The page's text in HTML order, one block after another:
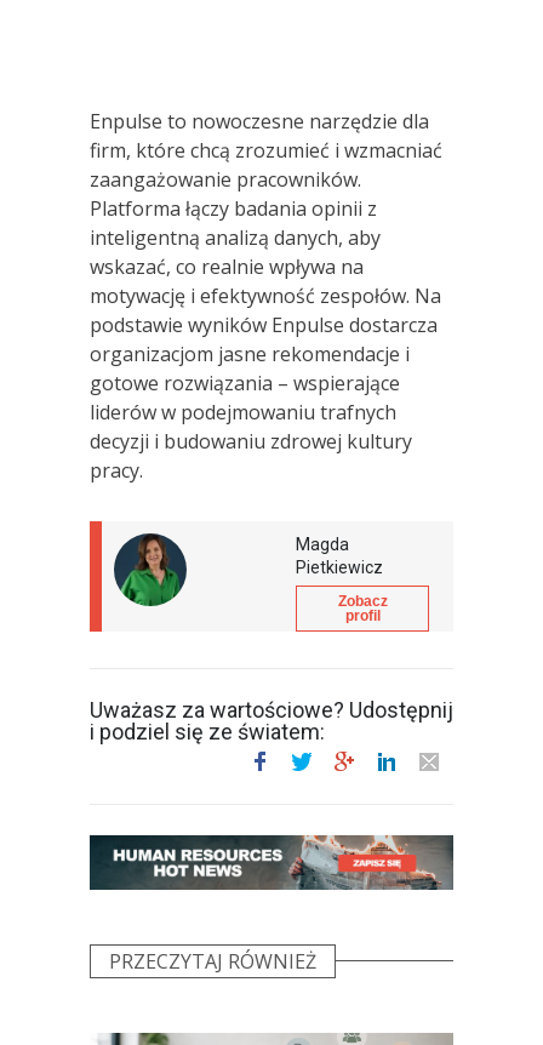
Enpulse to nowoczesne narzędzie dla
firm, które chcą zrozumieć i wzmacniać
zaangażowanie pracowników.
Platforma łączy badania opinii z
inteligentną analizą danych, aby
wskazać, co realnie wpływa na
motywację i efektywność zespołów. Na
podstawie wyników Enpulse dostarcza
organizacjom jasne rekomendacje i
gotowe rozwiązania – wspierające
liderów w podejmowaniu trafnych
decyzji i budowaniu zdrowej kultury
pracy.
Magda
Pietkiewicz
Zobacz
profil
Uważasz za wartościowe? Udostępnij
i podziel się ze światem:
PRZECZYTAJ RÓWNIEŻ